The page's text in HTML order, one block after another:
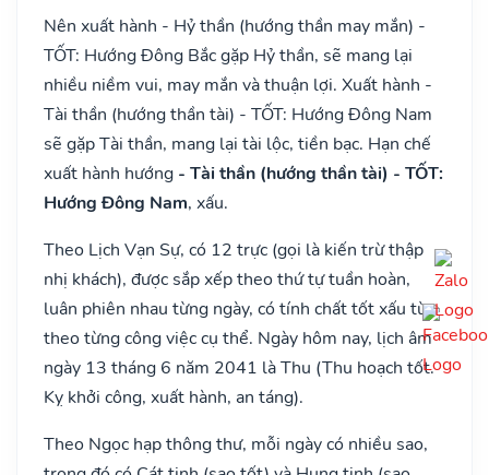
Nên xuất hành - Hỷ thần (hướng thần may mắn) -
TỐT: Hướng Đông Bắc gặp Hỷ thần, sẽ mang lại
nhiều niềm vui, may mắn và thuận lợi. Xuất hành -
Tài thần (hướng thần tài) - TỐT: Hướng Đông Nam
sẽ gặp Tài thần, mang lại tài lộc, tiền bạc. Hạn chế
xuất hành hướng - Tài thần (hướng thần tài) - TỐT:
Hướng Đông Nam, xấu.
Theo Lịch Vạn Sự, có 12 trực (gọi là kiến trừ thập
nhị khách), được sắp xếp theo thứ tự tuần hoàn,
luân phiên nhau từng ngày, có tính chất tốt xấu tùy
theo từng công việc cụ thể. Ngày hôm nay, lịch âm
ngày 13 tháng 6 năm 2041 là Thu (Thu hoạch tốt.
Kỵ khởi công, xuất hành, an táng).
Theo Ngọc hạp thông thư, mỗi ngày có nhiều sao,